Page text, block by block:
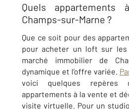
Quels
Champs-sur-Marne ?
Que ce soit pour des
pour acheter un loft sur les
marché immobilier de
dynamique et l’offre variée.
voici quelques
appartements à la vente et
visite virtuelle. Pour un